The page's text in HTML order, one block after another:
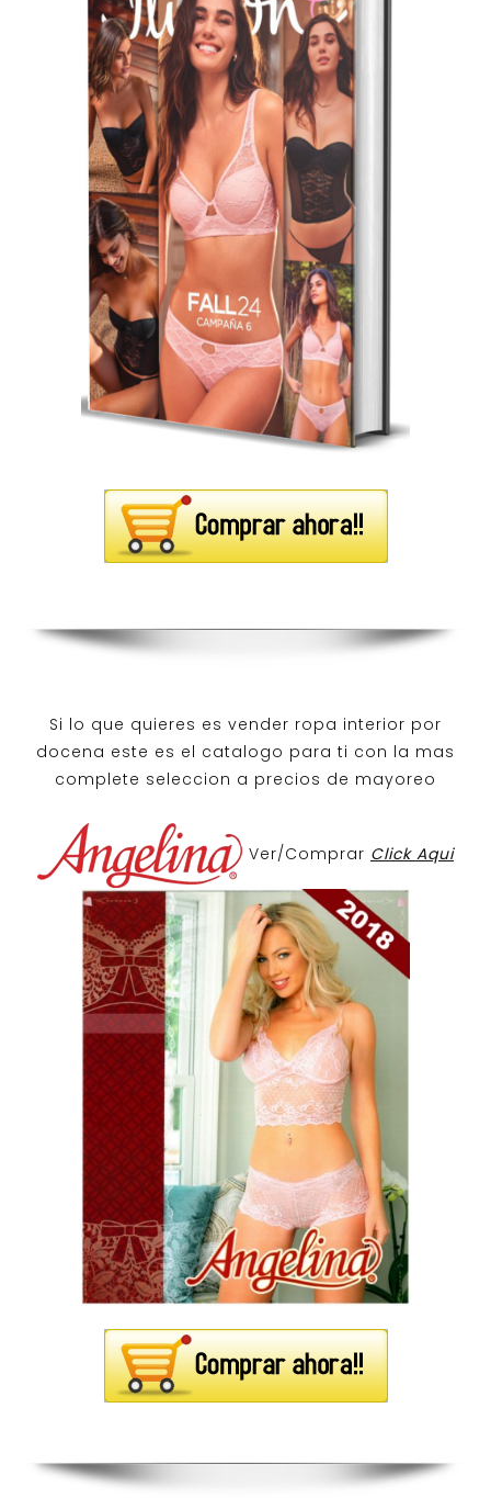
Si lo que quieres es vender ropa interior por
docena este es el catalogo para ti con la mas
complete seleccion a precios de mayoreo
Ver/Comprar Click Aqui